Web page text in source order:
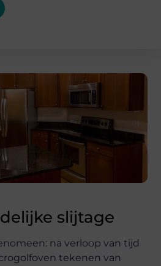
slijtage
na verloop van tijd
tekenen van